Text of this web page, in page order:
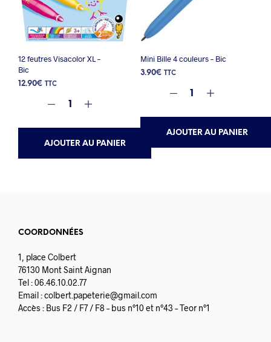
12 feutres Visacolor XL –
Bic
12.90€ TTC
AJOUTER AU PANIER
Mini Bille 4 couleurs – Bic
3.90€ TTC
AJOUTER AU PANIER
COORDONNÉES
1, place Colbert
76130 Mont Saint Aignan
Tel : 06.46.10.02.77
Email :colbert.papeterie@gmail.com
Accès : Bus F2 / F7 / F8 – bus n°10 et n°43 – Teor n°1